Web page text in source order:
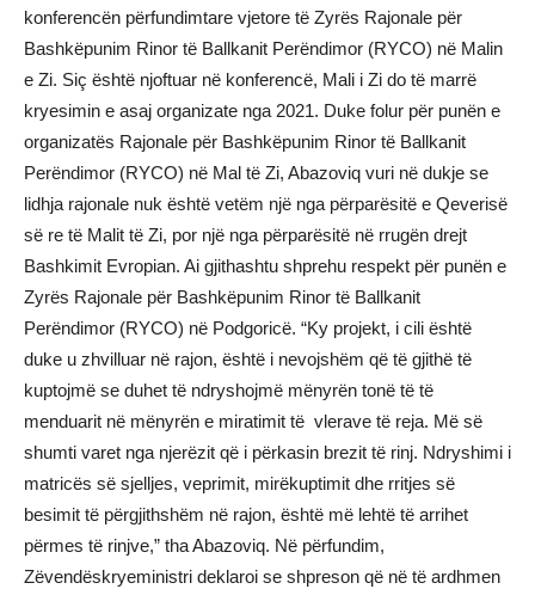
konferencën përfundimtare vjetore të Zyrës Rajonale për
Bashkëpunim Rinor të Ballkanit Perëndimor (RYCO) në Malin
e Zi. Siç është njoftuar në konferencë, Mali i Zi do të marrë
kryesimin e asaj organizate nga 2021. Duke folur për punën e
organizatës Rajonale për Bashkëpunim Rinor të Ballkanit
Perëndimor (RYCO) në Mal të Zi, Abazoviq vuri në dukje se
lidhja rajonale nuk është vetëm një nga përparësitë e Qeverisë
së re të Malit të Zi, por një nga përparësitë në rrugën drejt
Bashkimit Evropian. Ai gjithashtu shprehu respekt për punën e
Zyrës Rajonale për Bashkëpunim Rinor të Ballkanit
Perëndimor (RYCO) në Podgoricë. “Ky projekt, i cili është
duke u zhvilluar në rajon, është i nevojshëm që të gjithë të
kuptojmë se duhet të ndryshojmë mënyrën tonë të të
menduarit në mënyrën e miratimit të vlerave të reja. Më së
shumti varet nga njerëzit që i përkasin brezit të rinj. Ndryshimi i
matricës së sjelljes, veprimit, mirëkuptimit dhe rritjes së
besimit të përgjithshëm në rajon, është më lehtë të arrihet
përmes të rinjve,” tha Abazoviq. Në përfundim,
Zëvendëskryeministri deklaroi se shpreson që në të ardhmen